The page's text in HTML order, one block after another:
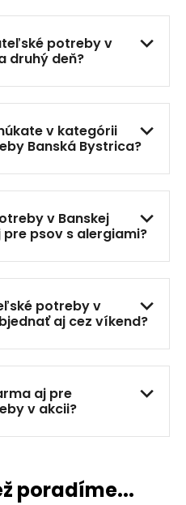
c
i
e
p
r
v
k
y
ý
p
i
s
u
potreby v
druhý deň?
v kategórii
Banská Bystrica?
v Banskej
psov s alergiami?
potreby v
aj cez víkend?
aj pre
v akcii?
poradíme...